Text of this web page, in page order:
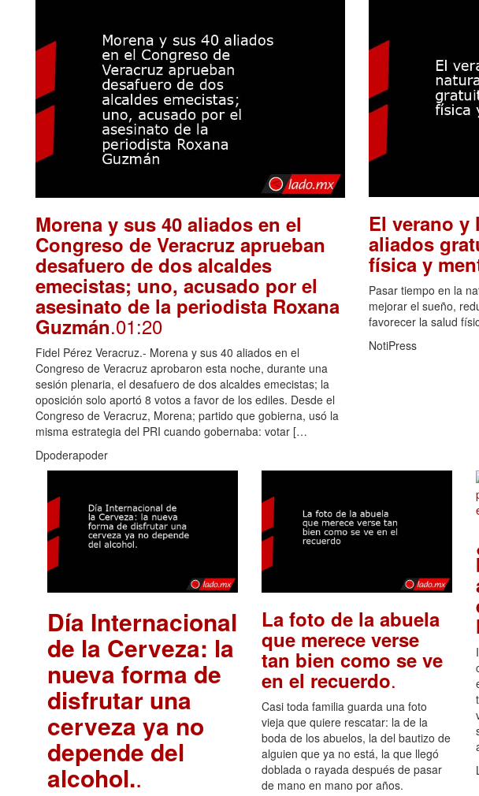
Morena y sus 40 aliados en el
Congreso de Veracruz aprueban
desafuero de dos alcaldes
emecistas; uno, acusado por el
asesinato de la periodista Roxana
Guzmán.01:20
Fidel Pérez Veracruz.- Morena y sus 40 aliados en el
Congreso de Veracruz aprobaron esta noche, durante una
sesión plenaria, el desafuero de dos alcaldes emecistas; la
oposición solo aportó 8 votos a favor de los ediles. Desde el
Congreso de Veracruz, Morena; partido que gobierna, usó la
misma estrategia del PRI cuando gobernaba: votar […
Dpoderapoder
El verano y
aliados
física y
Pasar tiempo en la
mejorar el sueño,
favorecer la salud
NotiPress
Día Internacional
de la Cerveza: la
nueva forma de
disfrutar una
cerveza ya no
depende del
alcohol..
La foto de la abuela
que merece verse
tan bien como se ve
en el recuerdo.
Casi toda familia guarda una foto
vieja que quiere rescatar: la de la
boda de los abuelos, la del bautizo de
alguien que ya no está, la que llegó
doblada o rayada después de pasar
de mano en mano por años.